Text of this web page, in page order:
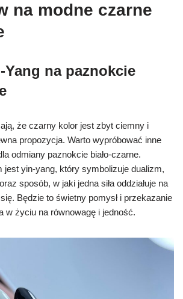
na modne czarne
Yang na paznokcie
że czarny kolor jest zbyt ciemny i
propozycja. Warto wypróbować inne
odmiany paznokcie biało-czarne.
jest yin-yang, który symbolizuje dualizm,
sposób, w jaki jedna siła oddziałuje na
Będzie to świetny pomysł i przekazanie
w życiu na równowagę i jedność.